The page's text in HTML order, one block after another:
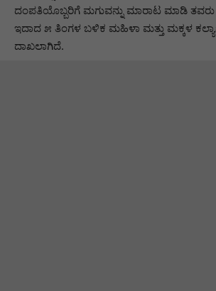
ದಂಪತಿಯೊಬ್ಬರಿಗೆ ಮಗುವನ್ನು ಮಾರಾಟ ಮಾಡಿ ತವರು
ಇದಾದ ೫ ತಿಂಗಳ ಬಳಿಕ ಮಹಿಳಾ ಮತ್ತು ಮಕ್ಕಳ
ದಾಖಲಾಗಿದೆ.